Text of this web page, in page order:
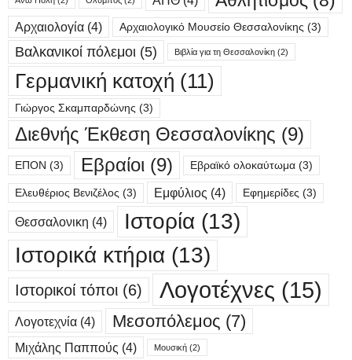
Αρχαιολογία (4) Αρχαιολογικό Μουσείο Θεσσαλονίκης (3)
Βαλκανικοί πόλεμοι (5) Βιβλία για τη Θεσσαλονίκη (2)
Γερμανική κατοχή (11)
Γιώργος Σκαμπαρδώνης (3)
Διεθνής Έκθεση Θεσσαλονίκης (9)
ΕΠΟΝ (3) Εβραίοι (9) Εβραϊκό ολοκαύτωμα (3)
Ελευθέριος Βενιζέλος (3) Εμφύλιος (4) Εφημερίδες (3)
Θεσσαλονικη (4) Ιστορία (13)
Ιστορικά κτήρια (13)
Ιστορικοί τόποι (6) Λογοτέχνες (15)
Λογοτεχνία (4) Μεσοπόλεμος (7)
Μιχάλης Παππούς (4) Μουσική (2)